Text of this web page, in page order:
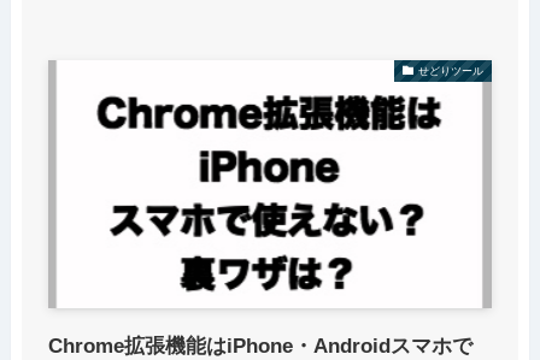
せどりツール
Chrome拡張機能はiPhone・Androidスマホで